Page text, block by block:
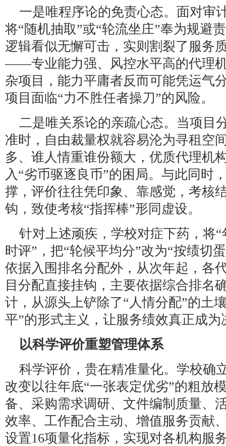
一是唯程序论的免责心态。面对审
将“随机抽取”或“轮流坐庄”奉为规避
逻辑看似无懈可击，实则割裂了服务
——专业能力强、风控水平高的代理
杂项目，能力平庸者反而可能凭运气
项目面临“力不胜任者操刀”的风险。
二是唯关系论的亲疏心态。当项目
准时，自由裁量权就容易沦为寻租
多、谁人情重谁份额大，优质代理机
入“劣币驱逐良币”的困局。与此同时
撑，评价往往凭印象、靠感觉，考核
钩，致使考核“指挥棒”形同虚设。
针对上述顽疾，学校对症下药，将
时评”，把“轮候平均分”改为“按绩切
依据入围排名分配外，从次年起，各
目分配直接挂钩，主要依据综合排名
计，从源头上铲除了“人情分配”的土
平”的形式主义，让服务绩效真正成
以科学评价重塑管理体系
科学评价，贵在精准量化。学校确
改变以往年底“一张表定优劣”的粗放
备、采购需求调研、文件编制质量、
效率、工作配合主动、增值服务贡献
设置16项量化指标，实现对各机构服